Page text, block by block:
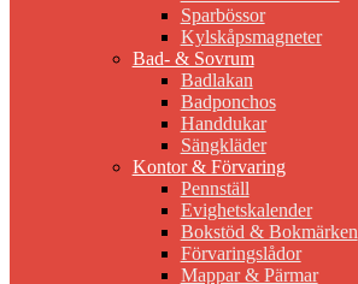
Sparbössor
Kylskåpsmagneter
Bad- & Sovrum
Badlakan
Badponchos
Handdukar
Sängkläder
Kontor & Förvaring
Pennställ
Evighetskalender
Bokstöd & Bokmärken
Förvaringslådor
Mappar & Pärmar